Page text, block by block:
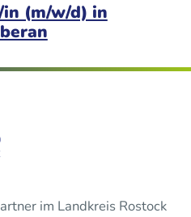
(m/w/d) in
im Landkreis Rostock